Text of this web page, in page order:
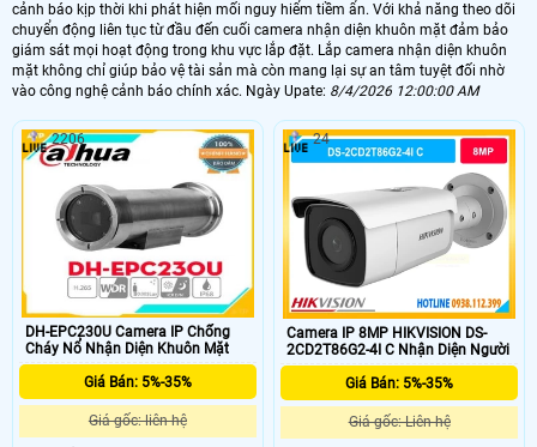
cảnh báo kịp thời khi phát hiện mối nguy hiểm tiềm ẩn. Với khả năng theo dõi
chuyển động liên tục từ đầu đến cuối camera nhận diện khuôn mặt đảm bảo
giám sát mọi hoạt động trong khu vực lắp đặt. Lắp camera nhận diện khuôn
mặt không chỉ giúp bảo vệ tài sản mà còn mang lại sự an tâm tuyệt đối nhờ
vào công nghệ cảnh báo chính xác. Ngày Upate: 8/4/2026 12:00:00 AM
DH-EPC230U Camera IP Chống
Cháy Nổ Nhận Diện Khuôn Mặt
Giá Bán: 5%-35%
Giá gốc: liên hệ
2206
Camera IP 8MP HIKVISION DS-
2CD2T86G2-4I C Nhận Diện Người
Giá Bán: 5%-35%
Giá gốc: Liên hệ
24